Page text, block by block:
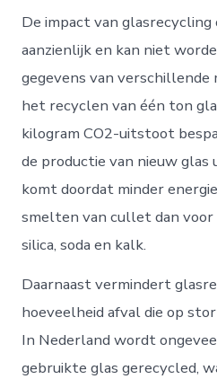
De impact van glasrecycling
aanzienlijk en kan niet
gegevens van verschillende
het recyclen van één ton
kilogram CO2-uitstoot
de productie van nieuw
komt doordat minder
smelten van cullet dan
silica, soda en kalk.
Daarnaast vermindert
hoeveelheid afval die op
In Nederland wordt
gebruikte glas gerecycled,